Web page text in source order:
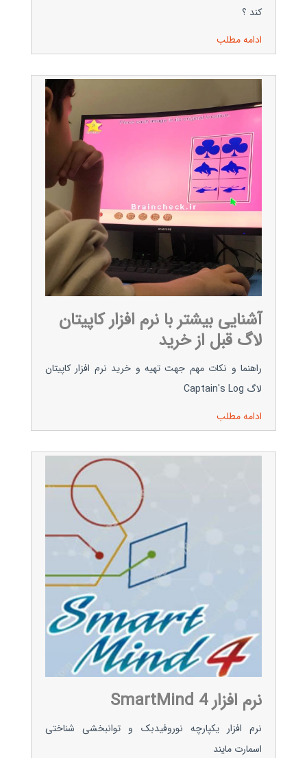
کند ؟
ادامه مطلب
آشنایی بیشتر با نرم افزار کاپیتان
لاگ قبل از خرید
راهنما و نکات مهم جهت تهیه و خرید نرم افزار کاپیتان
لاگ Captain's Log
ادامه مطلب
نرم افزار SmartMind 4
نرم افزار یکپارچه نوروفیدبک و توانبخشی شناختی
اسمارت مایند